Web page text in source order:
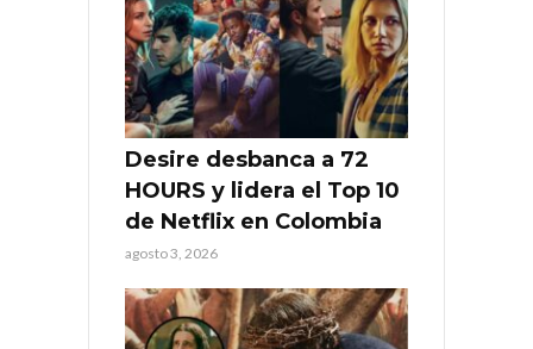
Desire desbanca a 72
HOURS y lidera el Top 10
de Netflix en Colombia
agosto 3, 2026